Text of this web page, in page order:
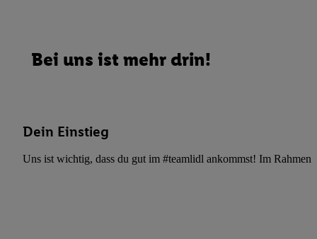
Bei uns ist mehr drin!
Dein Einstieg
Uns ist wichtig, dass du gut im #teamlidl ankommst! Im Rahmen